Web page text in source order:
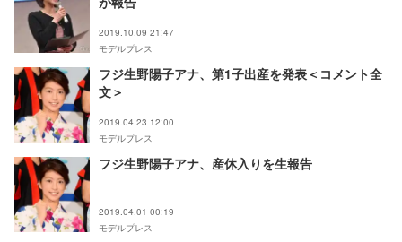
2019.10.09 21:47
モデルプレス
フジ生野陽子アナ、第1子出産を発表＜コメント全
文＞
2019.04.23 12:00
モデルプレス
フジ生野陽子アナ、産休入りを生報告
2019.04.01 00:19
モデルプレス